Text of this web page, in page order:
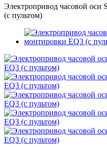
Электропривод часовой оси
(с пультом)